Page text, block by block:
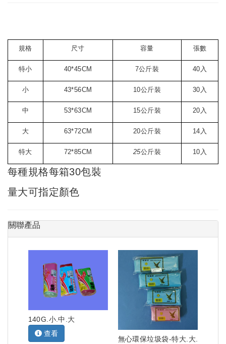
規格 尺寸 容量 張數
特小 40*45CM 7公斤裝 40 入
小 43*56CM 10公斤裝 30 入
中 53*63CM 15公斤裝 20 入
大 63*72CM 20公斤裝 14 入
特大 72*85CM 25公斤裝 10 入
每種規格每箱30包裝
量大可指定顏色
關聯產品
140G.小.中.大
查看
無心環保垃圾袋-特大.大.